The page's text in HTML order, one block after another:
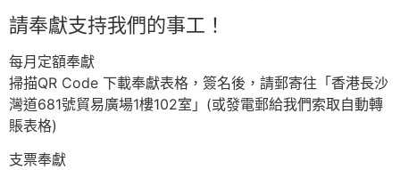
請奉獻支持我們的事工！
每月定額奉獻
掃描QR Code 下載奉獻表格，簽名後，請郵寄往「香港長沙
灣道681號貿易廣場1樓102室」(或發電郵給我們索取自動轉
賬表格)
支票奉獻